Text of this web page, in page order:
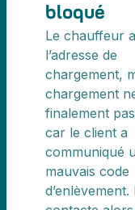
bloqué
Le chauffeur
l’adresse de
chargement,
chargement
finalement
car le client a
communiqué
mauvais code
d’enlèvement.